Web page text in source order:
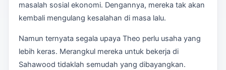
masalah sosial ekonomi. Dengannya, mereka tak akan
kembali mengulang kesalahan di masa lalu.
Namun ternyata segala upaya Theo perlu usaha yang
lebih keras. Merangkul mereka untuk bekerja di
Sahawood tidaklah semudah yang dibayangkan.